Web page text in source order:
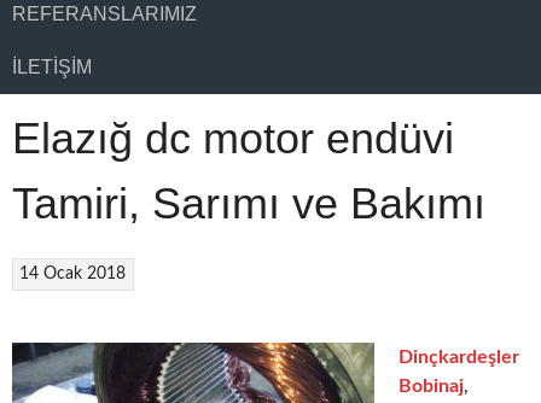
REFERANSLARIMIZ
İLETIŞIM
Elazığ dc motor endüvi
Tamiri, Sarımı ve Bakımı
14 Ocak 2018
Dinçkardeşler
Bobinaj,